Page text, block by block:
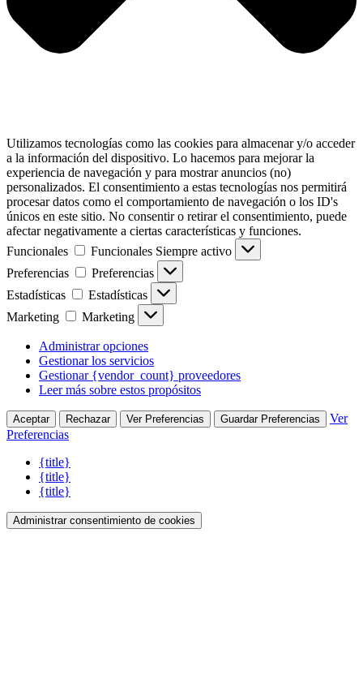
Utilizamos tecnologías como las cookies para almacenar y/o acceder
a la información del dispositivo. Lo hacemos para mejorar la
experiencia de navegación y para mostrar anuncios (no)
personalizados. El consentimiento a estas tecnologías nos permitirá
procesar datos como el comportamiento de navegación o los ID's
únicos en este sitio. No consentir o retirar el consentimiento, puede
afectar negativamente a ciertas características y funciones.
Funcionales
Funcionales Siempre activo
Preferencias
Preferencias
Estadísticas
Estadísticas
Marketing
Marketing
Administrar opciones
Gestionar los servicios
Gestionar {vendor_count} proveedores
Leer más sobre estos propósitos
Aceptar Rechazar Ver Preferencias Guardar Preferencias
Ver
Preferencias
{title}
{title}
{title}
Administrar consentimiento de cookies